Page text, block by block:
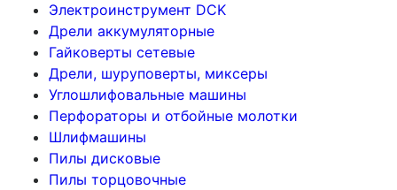
Электроинструмент DCK
Дрели аккумуляторные
Гайковерты сетевые
Дрели, шуруповерты, миксеры
Углошлифовальные машины
Перфораторы и отбойные молотки
Шлифмашины
Пилы дисковые
Пилы торцовочные